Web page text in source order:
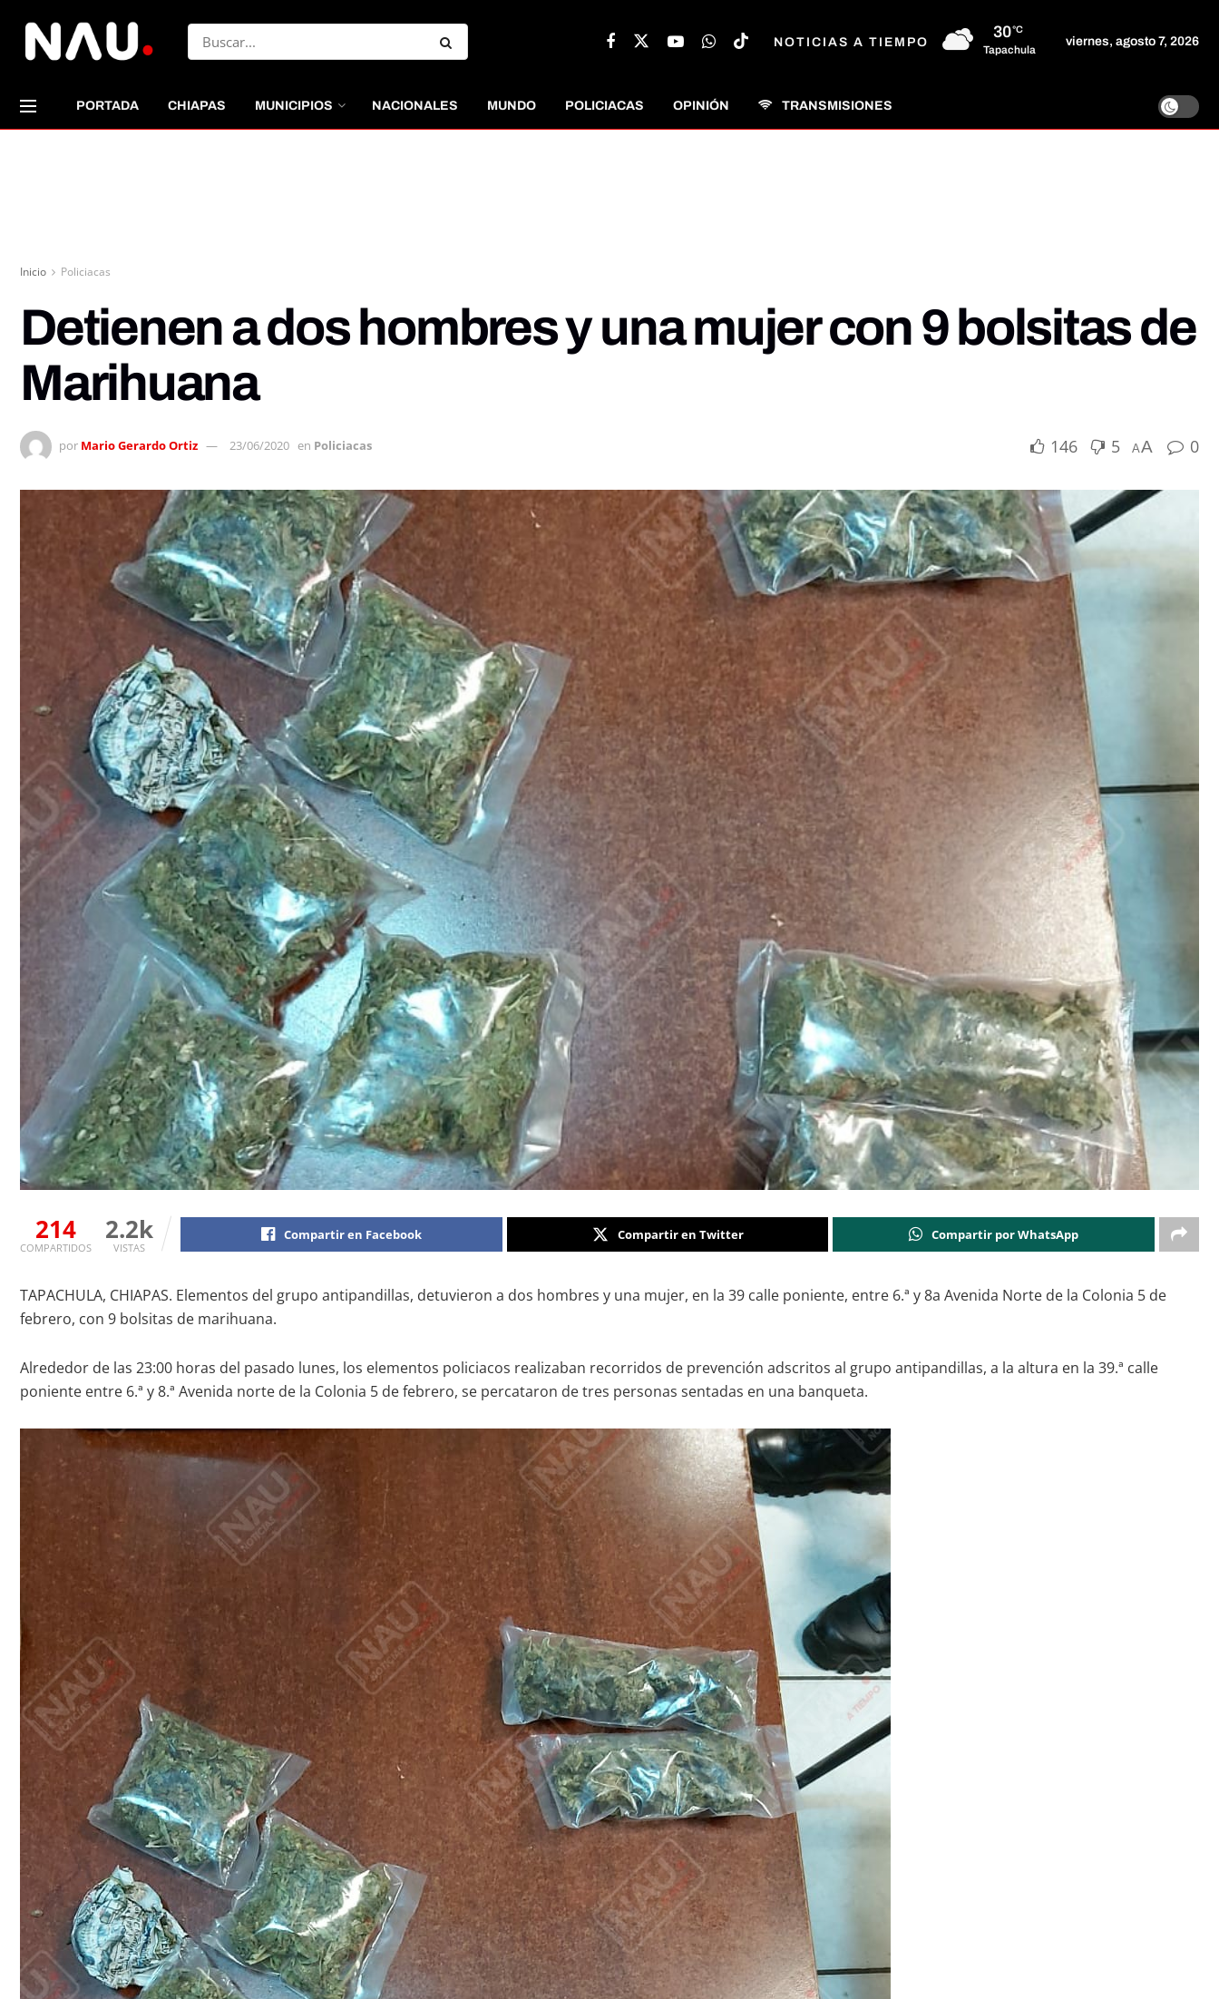
NOTICIAS A TIEMPO
30°C
Tapachula
viernes, agosto 7, 2026
PORTADA CHIAPAS MUNICIPIOS NACIONALES MUNDO POLICIACAS OPINIÓN TRANSMISIONES
Inicio Policiacas
Detienen a dos hombres y una mujer con 9 bolsitas de
Marihuana
por Mario Gerardo Ortiz 23/06/2020 en Policiacas 146 5 AA 0
214
COMPARTIDOS
2.2k
VISTAS
Compartir en Facebook Compartir en Twitter Compartir por WhatsApp
TAPACHULA, CHIAPAS. Elementos del grupo antipandillas, detuvieron a dos hombres y una mujer, en la 39 calle poniente, entre 6.ª y 8a Avenida Norte de la Colonia 5 de
febrero, con 9 bolsitas de marihuana.
Alrededor de las 23:00 horas del pasado lunes, los elementos policiacos realizaban recorridos de prevención adscritos al grupo antipandillas, a la altura en la 39.ª calle
poniente entre 6.ª y 8.ª Avenida norte de la Colonia 5 de febrero, se percataron de tres personas sentadas en una banqueta.